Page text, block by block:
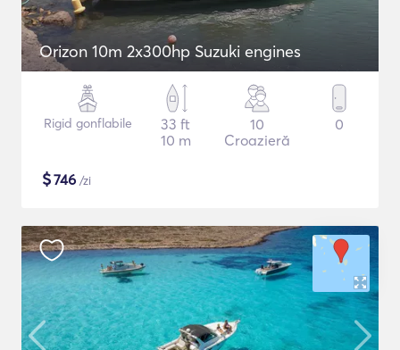
Orizon 10m 2x300hp Suzuki engines
Rigid gonflabile
33 ft
10 m
10
Croazieră
0
$746 /zi